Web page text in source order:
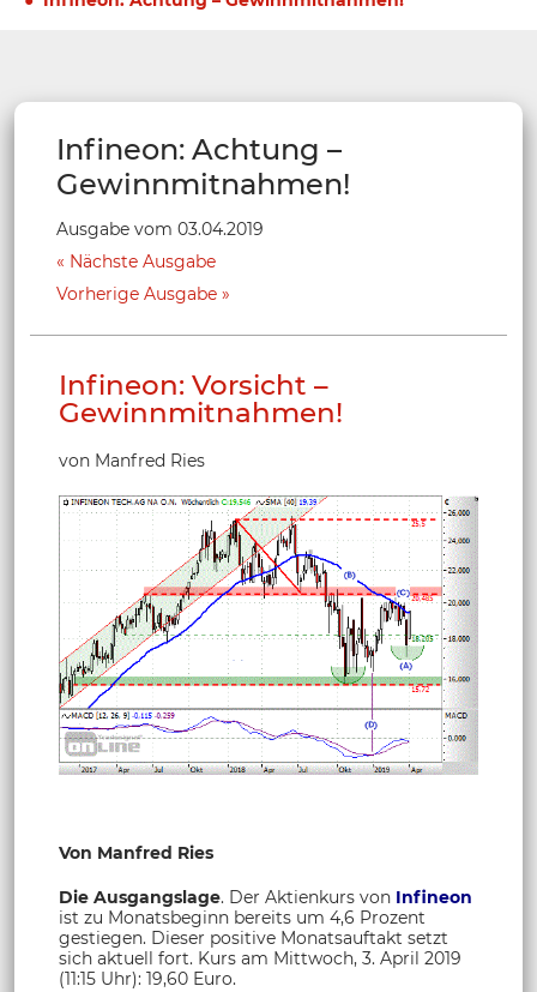
Infineon: Achtung –
Gewinnmitnahmen!
Ausgabe vom 03.04.2019
Nächste Ausgabe
Vorherige Ausgabe
Infineon: Vorsicht –
Gewinnmitnahmen!
von Manfred Ries
Von Manfred Ries
Die Ausgangslage. Der Aktienkurs von Infineon
ist zu Monatsbeginn bereits um 4,6 Prozent
gestiegen. Dieser positive Monatsauftakt setzt
sich aktuell fort. Kurs am Mittwoch, 3. April 2019
(11:15 Uhr): 19,60 Euro.